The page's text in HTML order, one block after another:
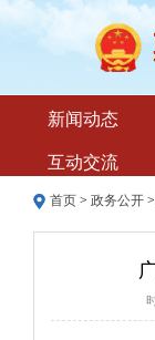
新闻动态
互动交流
首页 > 政务公开 >